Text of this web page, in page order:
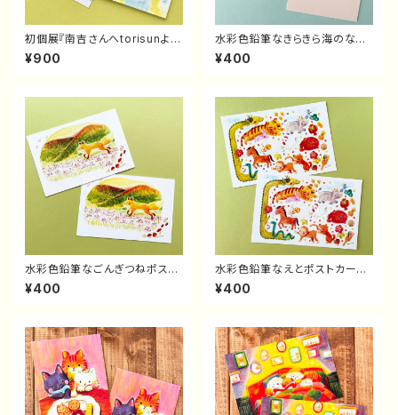
初個展『南吉さんへtorisunよ
り』ポストカード6枚セット
¥900
水彩色鉛筆なきらきら海のなか
またちポストカード(2枚セット）
¥400
水彩色鉛筆なごんぎつねポスト
カード(2枚セット）
¥400
水彩色鉛筆なえとポストカード
(2枚セット）
¥400